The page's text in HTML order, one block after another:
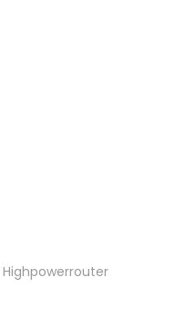
Highpowerrouter